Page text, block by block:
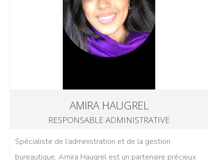
AMIRA HAUGREL
RESPONSABLE ADMINISTRATIVE
Spécialiste de l’administration et de la gestion
bureautique, Amira Haugrel est un partenaire précieux